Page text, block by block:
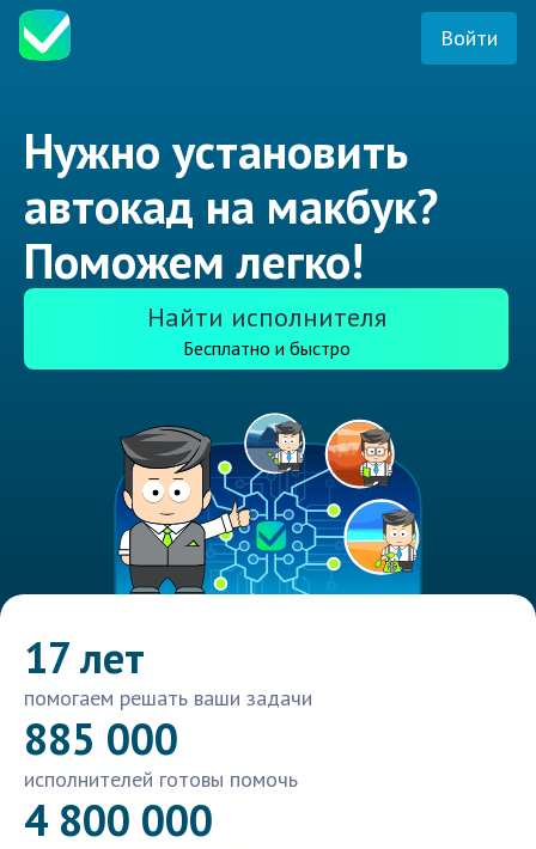
Войти
Нужно установить
автокад на макбук?
Поможем легко!
Найти исполнителя
Бесплатно и быстро
17 лет
помогаем решать ваши задачи
885 000
исполнителей готовы помочь
4 800 000